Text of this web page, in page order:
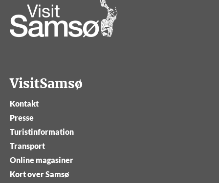
VisitSamsø
Kontakt
Presse
Turistinformation
Transport
Online magasiner
Kort over Samsø